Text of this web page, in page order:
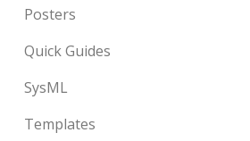
Posters
Quick Guides
SysML
Templates